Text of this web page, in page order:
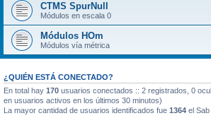
CTMS SpurNull
Módulos en escala 0
Módulos HOm
Módulos vía métrica
¿QUIÉN ESTÁ CONECTADO?
En total hay 170 usuarios conectados :: 2 registrados, 0
en usuarios activos en los últimos 30 minutos)
La mayor cantidad de usuarios identificados fue 1364 el